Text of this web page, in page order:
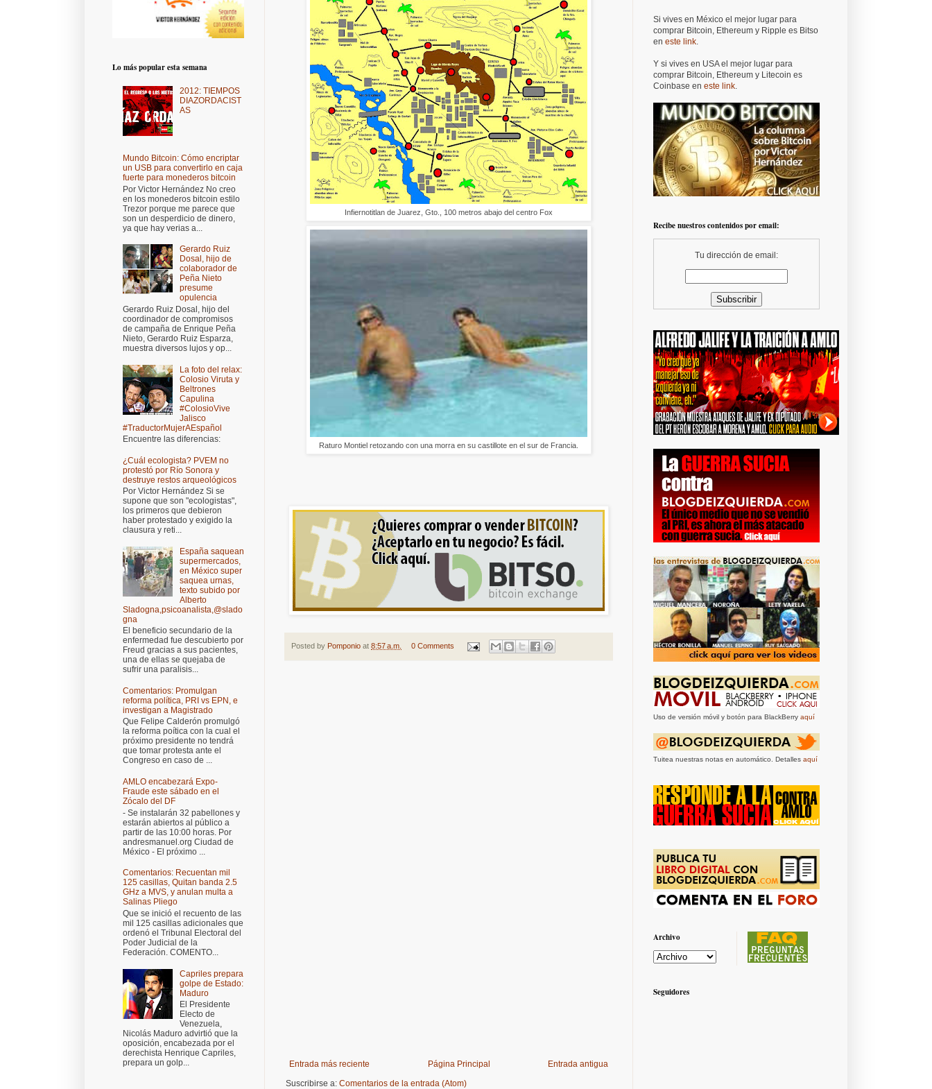
Infiernotitlan de Juarez, Gto., 100 metros abajo del centro Fox
Raturo Montiel retozando con una morra en su castillote en el sur de Francia.
Posted by Pomponio at 8:57 a.m. 0 Comments
Entrada más reciente Entrada antigua
Página Principal
Suscribirse a: Comentarios de la entrada (Atom)
Lo más popular esta semana
2012: TIEMPOS
DIAZORDACIST
AS
Mundo Bitcoin: Cómo encriptar
un USB para convertirlo en caja
fuerte para monederos bitcoin
Por Victor Hernández No creo
en los monederos bitcoin estilo
Trezor porque me parece que
son un desperdicio de dinero,
ya que hay verias a...
Gerardo Ruiz
Dosal, hijo de
colaborador de
Peña Nieto
presume
opulencia
Gerardo Ruiz Dosal, hijo del
coordinador de compromisos
de campaña de Enrique Peña
Nieto, Gerardo Ruiz Esparza,
muestra diversos lujos y op...
La foto del relax:
Colosio Viruta y
Beltrones
Capulina
#ColosioVive
Jalisco
#TraductorMujerAEspañol
Encuentre las diferencias:
¿Cuál ecologista? PVEM no
protestó por Río Sonora y
destruye restos arqueológicos
Por Victor Hernández Si se
supone que son "ecologistas",
los primeros que debieron
haber protestado y exigido la
clausura y reti...
España saquean
supermercados,
en México super
saquea urnas,
texto subido por
Alberto
Sladogna,psicoanalista,@slado
gna
El beneficio secundario de la
enfermedad fue descubierto por
Freud gracias a sus pacientes,
una de ellas se quejaba de
sufrir una paralisis...
Comentarios: Promulgan
reforma política, PRI vs EPN, e
investigan a Magistrado
Que Felipe Calderón promulgó
la reforma poítica con la cual el
próximo presidente no tendrá
que tomar protesta ante el
Congreso en caso de ...
AMLO encabezará Expo-
Fraude este sábado en el
Zócalo del DF
- Se instalarán 32 pabellones y
estarán abiertos al público a
partir de las 10:00 horas. Por
andresmanuel.org Ciudad de
México - El próximo ...
Comentarios: Recuentan mil
125 casillas, Quitan banda 2.5
GHz a MVS, y anulan multa a
Salinas Pliego
Que se inició el recuento de las
mil 125 casillas adicionales que
ordenó el Tribunal Electoral del
Poder Judicial de la
Federación. COMENTO...
Capriles prepara
golpe de Estado:
Maduro
El Presidente
Electo de
Venezuela,
Nicolás Maduro advirtió que la
oposición, encabezada por el
derechista Henrique Capriles,
prepara un golp...
Si vives en México el mejor lugar para
comprar Bitcoin, Ethereum y Ripple es Bitso
en este link.
Y si vives en USA el mejor lugar para
comprar Bitcoin, Ethereum y Litecoin es
Coinbase en este link.
Recibe nuestros contenidos por email:
Tu dirección de email:
Uso de versión móvil y botón para BlackBerry aquí
Tuitea nuestras notas en automático. Detalles aquí
Archivo
Seguidores